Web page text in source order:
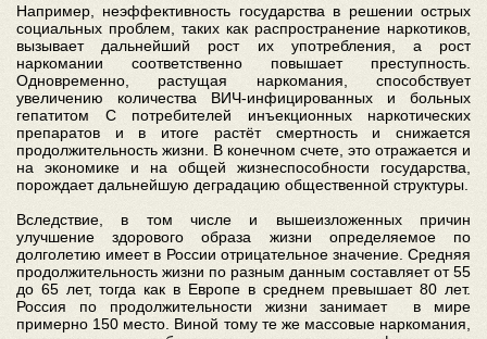
Например, неэффективность государства в решении острых
социальных проблем, таких как распространение наркотиков,
вызывает дальнейший рост их употребления, а рост
наркомании соответственно повышает преступность.
Одновременно, растущая наркомания, способствует
увеличению количества ВИЧ-инфицированных и больных
гепатитом С потребителей инъекционных наркотических
препаратов и в итоге растёт смертность и снижается
продолжительность жизни. В конечном счете, это отражается и
на экономике и на общей жизнеспособности государства,
порождает дальнейшую деградацию общественной структуры.
Вследствие, в том числе и вышеизложенных причин
улучшение здорового образа жизни определяемое по
долголетию имеет в России отрицательное значение. Средняя
продолжительность жизни по разным данным составляет от 55
до 65 лет, тогда как в Европе в среднем превышает 80 лет.
Россия по продолжительности жизни занимает в мире
примерно 150 место. Виной тому те же массовые наркомания,